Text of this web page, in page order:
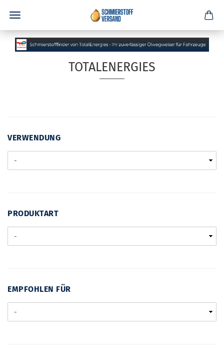
TOTALENERGIES
VERWENDUNG
VERWENDUNG
PRODUKTART
PRODUKTART
EMPFOHLEN
EMPFOHLEN FÜR